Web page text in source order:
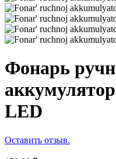
Фонарь
LED
Оставить отзыв.